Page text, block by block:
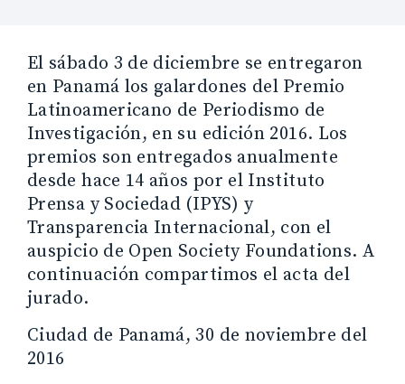
El sábado 3 de diciembre se entregaron
en Panamá los galardones del Premio
Latinoamericano de Periodismo de
Investigación, en su edición 2016. Los
premios son entregados anualmente
desde hace 14 años por el Instituto
Prensa y Sociedad (IPYS) y
Transparencia Internacional, con el
auspicio de Open Society Foundations. A
continuación compartimos el acta del
jurado.
Ciudad de Panamá, 30 de noviembre del
2016